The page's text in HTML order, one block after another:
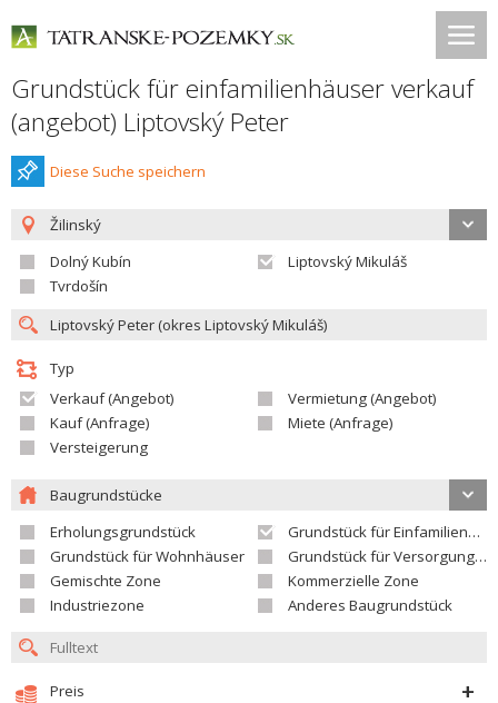
Grundstück für einfamilienhäuser verkauf
(angebot) Liptovský Peter
Diese Suche speichern
Žilinský
Dolný Kubín
Liptovský Mikuláš
Tvrdošín
Typ
Verkauf (Angebot)
Vermietung (Angebot)
Kauf (Anfrage)
Miete (Anfrage)
Versteigerung
Baugrundstücke
Erholungsgrundstück
Grundstück für Einfamilienhäuser
Grundstück für Wohnhäuser
Grundstück für Versorgungseinrichtungen
Gemischte Zone
Kommerzielle Zone
Industriezone
Anderes Baugrundstück
Preis